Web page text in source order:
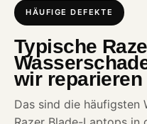
HÄUFIGE DEFEKTE
Typische
wir reparieren
Das sind die häufigsten